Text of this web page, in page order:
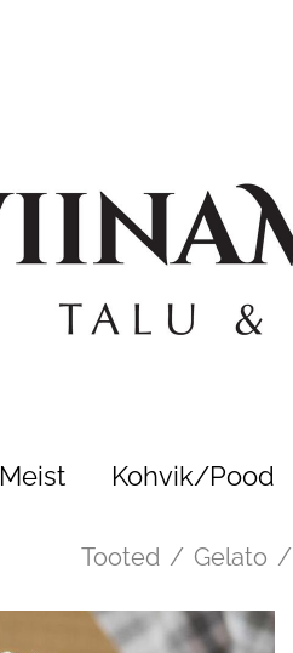
Meist Kohvik/Pood
Tooted / Gelato /